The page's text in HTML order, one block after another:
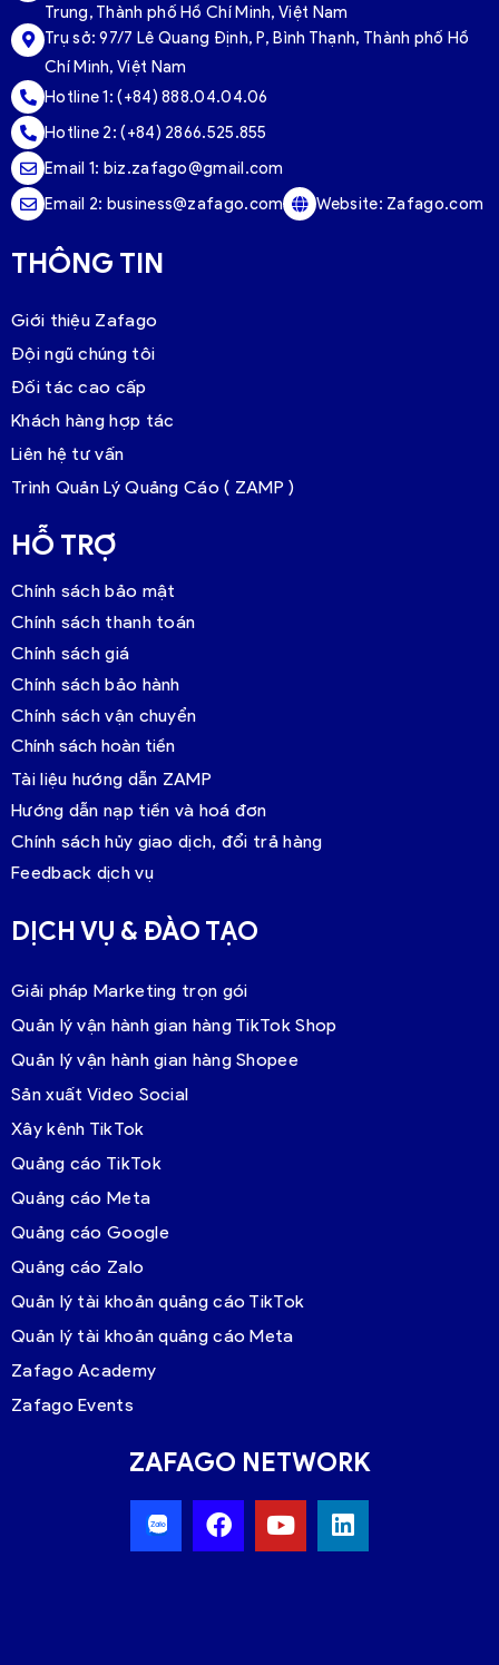
Trung, Thành phố Hồ Chí Minh, Việt Nam
Trụ sở:97/7 Lê Quang Định, P, Bình Thạnh, Thành phố Hồ
Chí Minh, Việt Nam
Hotline 1:(+84) 888.04.04.06
Hotline 2:(+84) 2866.525.855
Email 1: biz.zafago@gmail.com
Email 2: business@zafago.com Website: Zafago.com
THÔNG TIN
Giới thiệu Zafago
Đội ngũ chúng tôi
Đối tác cao cấp
Khách hàng hợp tác
Liên hệ tư vấn
Trình Quản Lý Quảng Cáo ( ZAMP )
HỖ TRỢ
Chính sách bảo mật
Chính sách thanh toán
Chính sách giá
Chính sách bảo hành
Chính sách vận chuyển
Chính sách hoàn tiền
Tài liệu hướng dẫn ZAMP
Hướng dẫn nạp tiền và hoá đơn
Chính sách hủy giao dịch, đổi trả hàng
Feedback dịch vụ
DỊCH VỤ & ĐÀO TẠO
Giải pháp Marketing trọn gói
Quản lý vận hành gian hàng TikTok Shop
Quản lý vận hành gian hàng Shopee
Sản xuất Video Social
Xây kênh TikTok
Quảng cáo TikTok
Quảng cáo Meta
Quảng cáo Google
Quảng cáo Zalo
Quản lý tài khoản quảng cáo TikTok
Quản lý tài khoản quảng cáo Meta
Zafago Academy
Zafago Events
ZAFAGO NETWORK